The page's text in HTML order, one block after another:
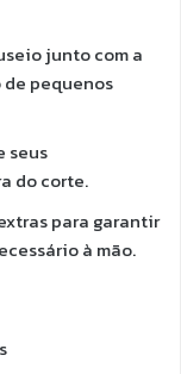
junto com a
pequenos
seus
do corte.
para garantir
à mão.